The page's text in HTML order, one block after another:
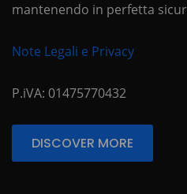
mantenendo in perfetta
Note Legali e Privacy
P.iVA: 01475770432
DISCOVER MORE